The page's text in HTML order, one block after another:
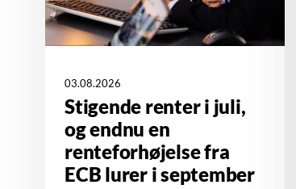
03.08.2026
Stigende renter i juli,
og endnu en
renteforhøjelse fra
ECB lurer i september